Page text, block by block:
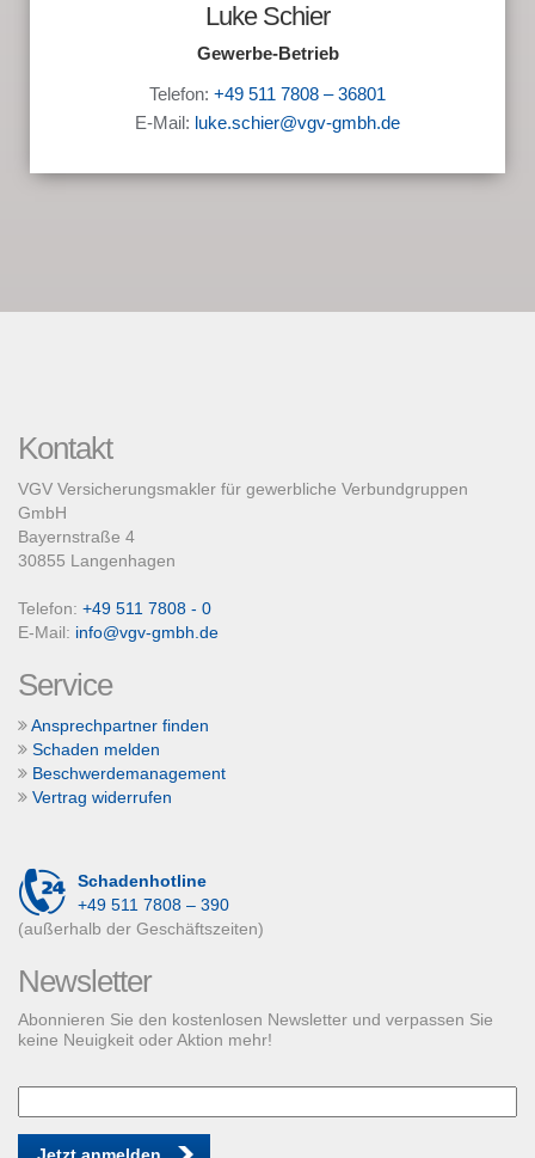
Luke Schier
Gewerbe-Betrieb
Telefon: +49 511 7808 – 36801
E-Mail: luke.schier@vgv-gmbh.de
Kontakt
VGV Versicherungsmakler für gewerbliche Verbundgruppen
GmbH
Bayernstraße 4
30855 Langenhagen
Telefon: +49 511 7808 - 0
E-Mail: info@vgv-gmbh.de
Service
Ansprechpartner finden
Schaden melden
Beschwerdemanagement
Vertrag widerrufen
Schadenhotline
+49 511 7808 – 390
(außerhalb der Geschäftszeiten)
Newsletter
Abonnieren Sie den kostenlosen Newsletter und verpassen Sie
keine Neuigkeit oder Aktion mehr!